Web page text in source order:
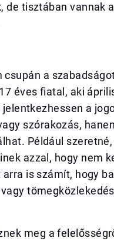
de tisztában vannak
a
éves fiatal, aki
a
szórakozás,
Például
azzal, hogy nem
is számít, hogy
meg a